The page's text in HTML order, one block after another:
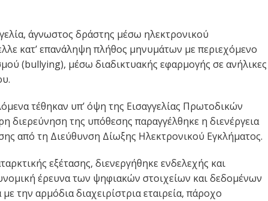
άγνωστος δράστης μέσω ηλεκτρονικού
κατ’ επανάληψη πλήθος μηνυμάτων με περιεχόμενο
(bullying), μέσω διαδικτυακής εφαρμογής σε ανήλικες
τέθηκαν υπ’ όψη της Εισαγγελίας Πρωτοδικών
διερεύνηση της υπόθεσης παραγγέλθηκε η διενέργεια
από τη Διεύθυνση Δίωξης Ηλεκτρονικού Εγκλήματος.
εξέτασης, διενεργήθηκε ενδελεχής και
έρευνα των ψηφιακών στοιχείων και δεδομένων
την αρμόδια διαχειρίστρια εταιρεία, πάροχο